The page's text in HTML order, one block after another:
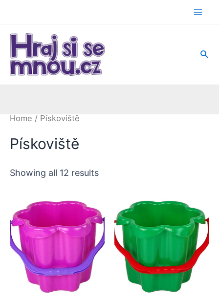
obsah
Home / Pískoviště
Pískoviště
Showing all 12 results